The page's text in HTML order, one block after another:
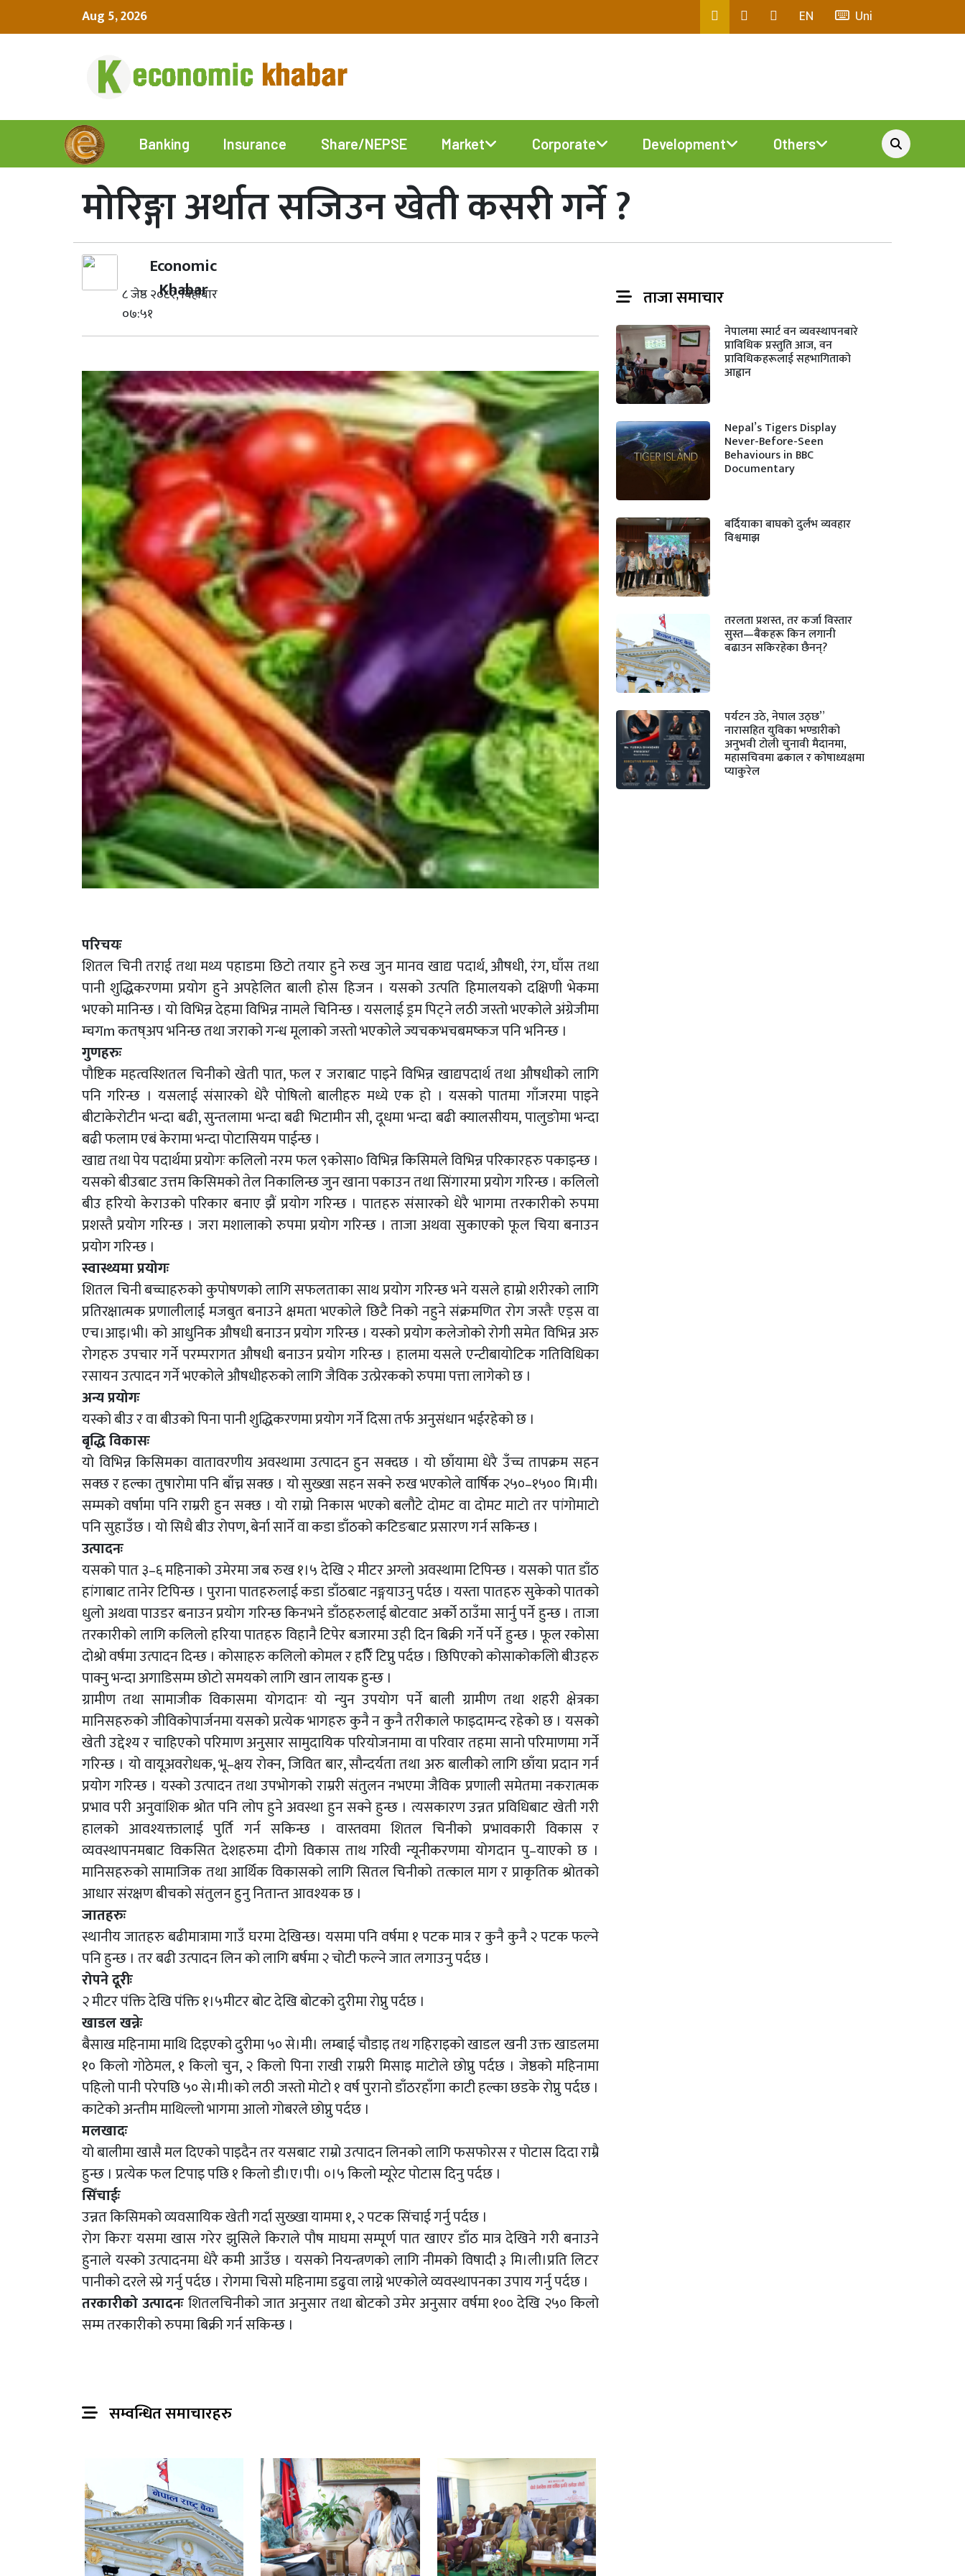
Aug 5, 2026 EN Uni
Banking Insurance Share/NEPSE Market Corporate Development Others
मोरिङ्गा अर्थात सजिउन खेती कसरी गर्ने ?
Economic
Khabar
८ जेष्ठ २०८२, बिहीबार
०७:५१
परिचयः
शितल चिनी तराई तथा मथ्य पहाडमा छिटो तयार हुने रुख जुन मानव खाद्य पदार्थ, औषधी, रंग, घाँस तथा
पानी शुद्धिकरणमा प्रयोग हुने अपहेलित बाली होस हिजन । यसको उत्पति हिमालयको दक्षिणी भेकमा
भएको मानिन्छ । यो विभिन्न देहमा विभिन्न नामले चिनिन्छ । यसलाई ड्रम पिट्ने लठी जस्तो भएकोले अंग्रेजीमा
म्चगm कतष्अप भनिन्छ तथा जराको गन्ध मूलाको जस्तो भएकोले ज्यचकभचबमष्कज पनि भनिन्छ ।
गुणहरुः
पौष्टिक महत्वस्शितल चिनीको खेती पात, फल र जराबाट पाइने विभिन्न खाद्यपदार्थ तथा औषधीको लागि
पनि गरिन्छ । यसलाई संसारको धेरै पोषिलो बालीहरु मध्ये एक हो । यसको पातमा गाँजरमा पाइने
बीटाकेरोटीन भन्दा बढी, सुन्तलामा भन्दा बढी भिटामीन सी, दूधमा भन्दा बढी क्यालसीयम, पालुङोमा भन्दा
बढी फलाम एबं केरामा भन्दा पोटासियम पाईन्छ ।
खाद्य तथा पेय पदार्थमा प्रयोगः कलिलो नरम फल ९कोसा० विभिन्न किसिमले विभिन्न परिकारहरु पकाइन्छ ।
यसको बीउबाट उत्तम किसिमको तेल निकालिन्छ जुन खाना पकाउन तथा सिंगारमा प्रयोग गरिन्छ । कलिलो
बीउ हरियो केराउको परिकार बनाए झैं प्रयोग गरिन्छ । पातहरु संसारको धेरै भागमा तरकारीको रुपमा
प्रशस्तै प्रयोग गरिन्छ । जरा मशालाको रुपमा प्रयोग गरिन्छ । ताजा अथवा सुकाएको फूल चिया बनाउन
प्रयोग गरिन्छ ।
स्वास्थ्यमा प्रयोगः
शितल चिनी बच्चाहरुको कुपोषणको लागि सफलताका साथ प्रयोग गरिन्छ भने यसले हाम्रो शरीरको लागि
प्रतिरक्षात्मक प्रणालीलाई मजबुत बनाउने क्षमता भएकोले छिटै निको नहुने संक्रमणित रोग जस्तैः एड्स वा
एच।आइ।भी। को आधुनिक औषधी बनाउन प्रयोग गरिन्छ । यस्को प्रयोग कलेजोको रोगी समेत विभिन्न अरु
रोगहरु उपचार गर्ने परम्परागत औषधी बनाउन प्रयोग गरिन्छ । हालमा यसले एन्टीबायोटिक गतिविधिका
रसायन उत्पादन गर्ने भएकोले औषधीहरुको लागि जैविक उत्प्रेरकको रुपमा पत्ता लागेको छ ।
अन्य प्रयोगः
यस्को बीउ र वा बीउको पिना पानी शुद्धिकरणमा प्रयोग गर्ने दिसा तर्फ अनुसंधान भईरहेको छ ।
बृद्धि विकासः
यो विभिन्न किसिमका वातावरणीय अवस्थामा उत्पादन हुन सक्दछ । यो छाँयामा धेरै उँच्च तापक्रम सहन
सक्छ र हल्का तुषारोमा पनि बाँच्न सक्छ । यो सुख्खा सहन सक्ने रुख भएकोले वार्षिक २५०–१५०० मि।मी।
सम्मको वर्षामा पनि राम्ररी हुन सक्छ । यो राम्रो निकास भएको बलौटे दोमट वा दोमट माटो तर पांगोमाटो
पनि सुहाउँछ । यो सिधै बीउ रोपण, बेर्ना सार्ने वा कडा डाँठको कटिङबाट प्रसारण गर्न सकिन्छ ।
उत्पादनः
यसको पात ३–६ महिनाको उमेरमा जब रुख १।५ देखि २ मीटर अग्लो अवस्थामा टिपिन्छ । यसको पात डाँठ
हांगाबाट तानेर टिपिन्छ । पुराना पातहरुलाई कडा डाँठबाट नङ्गयाउनु पर्दछ । यस्ता पातहरु सुकेको पातको
धुलो अथवा पाउडर बनाउन प्रयोग गरिन्छ किनभने डाँठहरुलाई बोटवाट अर्को ठाउँमा सार्नु पर्ने हुन्छ । ताजा
तरकारीको लागि कलिलो हरिया पातहरु विहानै टिपेर बजारमा उही दिन बिक्री गर्ने पर्ने हुन्छ । फूल रकोसा
दोश्रो वर्षमा उत्पादन दिन्छ । कोसाहरु कलिलो कोमल र हर्रिै टिप्नु पर्दछ । छिपिएको कोसाकोकलिो बीउहरु
पाक्नु भन्दा अगाडिसम्म छोटो समयको लागि खान लायक हुन्छ ।
ग्रामीण तथा सामाजीक विकासमा योगदानः यो न्युन उपयोग पर्ने बाली ग्रामीण तथा शहरी क्षेत्रका
मानिसहरुको जीविकोपार्जनमा यसको प्रत्येक भागहरु कुनै न कुनै तरीकाले फाइदामन्द रहेको छ । यसको
खेती उद्देश्य र चाहिएको परिमाण अनुसार सामुदायिक परियोजनामा वा परिवार तहमा सानो परिमाणमा गर्ने
गरिन्छ । यो वायूअवरोधक, भू–क्षय रोक्न, जिवित बार, सौन्दर्यता तथा अरु बालीको लागि छाँया प्रदान गर्न
प्रयोग गरिन्छ । यस्को उत्पादन तथा उपभोगको राम्ररी संतुलन नभएमा जैविक प्रणाली समेतमा नकरात्मक
प्रभाव परी अनुवांशिक श्रोत पनि लोप हुने अवस्था हुन सक्ने हुन्छ । त्यसकारण उन्नत प्रविधिबाट खेती गरी
हालको आवश्यक्तालाई पुर्ति गर्न सकिन्छ । वास्तवमा शितल चिनीको प्रभावकारी विकास र
व्यवस्थापनमबाट विकसित देशहरुमा दीगो विकास ताथ गरिवी न्यूनीकरणमा योगदान पु–याएको छ ।
मानिसहरुको सामाजिक तथा आर्थिक विकासको लागि सितल चिनीको तत्काल माग र प्राकृतिक श्रोतको
आधार संरक्षण बीचको संतुलन हुनु नितान्त आवश्यक छ ।
जातहरुः
स्थानीय जातहरु बढीमात्रामा गाउँ घरमा देखिन्छ। यसमा पनि वर्षमा १ पटक मात्र र कुनै कुनै २ पटक फल्ने
पनि हुन्छ । तर बढी उत्पादन लिन को लागि बर्षमा २ चोटी फल्ने जात लगाउनु पर्दछ ।
रोपने दूरीः
२ मीटर पंक्ति देखि पंक्ति १।५मीटर बोट देखि बोटको दुरीमा रोप्नु पर्दछ ।
खाडल खन्नेः
बैसाख महिनामा माथि दिइएको दुरीमा ५० से।मी। लम्बाई चौडाइ तथ गहिराइको खाडल खनी उक्त खाडलमा
१० किलो गोठेमल, १ किलो चुन, २ किलो पिना राखी राम्ररी मिसाइ माटोले छोप्नु पर्दछ । जेष्ठको महिनामा
पहिलो पानी परेपछि ५० से।मी।को लठी जस्तो मोटो १ वर्ष पुरानो डाँठरहाँगा काटी हल्का छडके रोप्नु पर्दछ ।
काटेको अन्तीम माथिल्लो भागमा आलो गोबरले छोप्नु पर्दछ ।
मलखादः
यो बालीमा खासै मल दिएको पाइदैन तर यसबाट राम्रो उत्पादन लिनको लागि फसफोरस र पोटास दिदा राम्रै
हुन्छ । प्रत्येक फल टिपाइ पछि १ किलो डी।ए।पी। ०।५ किलो म्यूरेट पोटास दिनु पर्दछ ।
सिँचाईः
उन्नत किसिमको व्यवसायिक खेती गर्दा सुख्खा याममा १, २ पटक सिंचाई गर्नु पर्दछ ।
रोग किराः यसमा खास गरेर झुसिले किराले पौष माघमा सम्पूर्ण पात खाएर डाँठ मात्र देखिने गरी बनाउने
हुनाले यस्को उत्पादनमा धेरै कमी आउँछ । यसको नियन्त्रणको लागि नीमको विषादी ३ मि।ली।प्रति लिटर
पानीको दरले स्प्रे गर्नु पर्दछ । रोगमा चिसो महिनामा डढुवा लाग्ने भएकोले व्यवस्थापनका उपाय गर्नु पर्दछ ।
तरकारीको उत्पादनःशितलचिनीको जात अनुसार तथा बोटको उमेर अनुसार वर्षमा १०० देखि २५० किलो
सम्म तरकारीको रुपमा बिक्री गर्न सकिन्छ ।
सम्वन्धित समाचारहरु
ताजा समाचार
नेपालमा स्मार्ट वन व्यवस्थापनबारे
प्राविधिक प्रस्तुति आज, वन
प्राविधिकहरूलाई सहभागिताको
आह्वान
Nepal’s Tigers Display
Never-Before-Seen
Behaviours in BBC
Documentary
बर्दियाका बाघको दुर्लभ व्यवहार
विश्वमाझ
तरलता प्रशस्त, तर कर्जा विस्तार
सुस्त—बैंकहरू किन लगानी
बढाउन सकिरहेका छैनन्?
पर्यटन उठे, नेपाल उठ्छ”
नारासहित युविका भण्डारीको
अनुभवी टोली चुनावी मैदानमा,
महासचिवमा ढकाल र कोषाध्यक्षमा
प्याकुरेल